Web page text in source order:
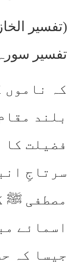
تفسیر
کہ ناموں
بلند
فضیلت
سرتاجِ
مصطفی ﷺ
اسمائے
جیسا کہ